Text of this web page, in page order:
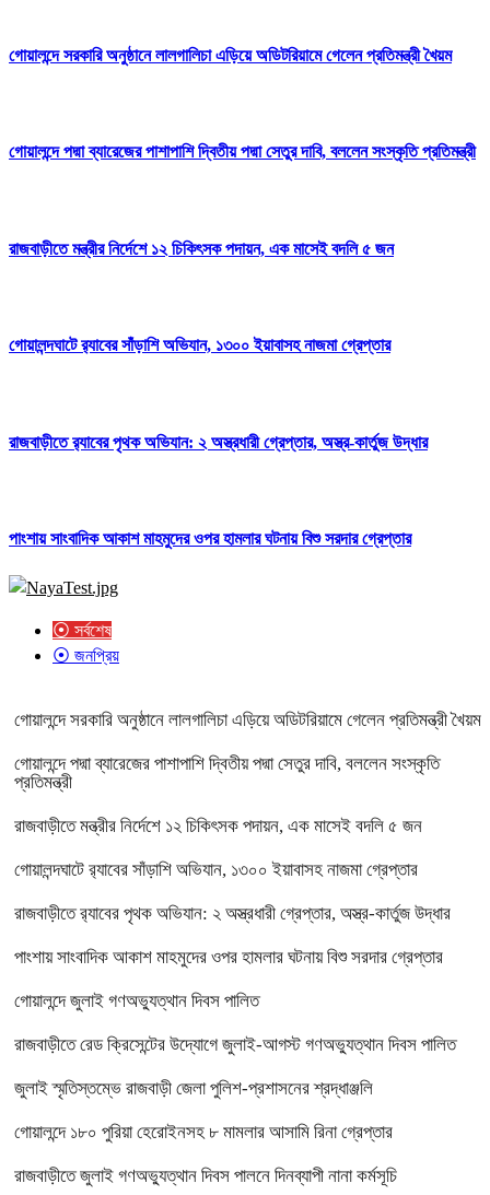
গোয়ালন্দে সরকারি অনুষ্ঠানে লালগালিচা এড়িয়ে অডিটরিয়ামে গেলেন প্রতিমন্ত্রী খৈয়ম
গোয়ালন্দে পদ্মা ব্যারেজের পাশাপাশি দ্বিতীয় পদ্মা সেতুর দাবি, বললেন সংস্কৃতি প্রতিমন্ত্রী
রাজবাড়ীতে মন্ত্রীর নির্দেশে ১২ চিকিৎসক পদায়ন, এক মাসেই বদলি ৫ জন
গোয়ালন্দঘাটে র‌্যাবের সাঁড়াশি অভিযান, ১৩০০ ইয়াবাসহ নাজমা গ্রেপ্তার
রাজবাড়ীতে র‌্যাবের পৃথক অভিযান: ২ অস্ত্রধারী গ্রেপ্তার, অস্ত্র-কার্তুজ উদ্ধার
পাংশায় সাংবাদিক আকাশ মাহমুদের ওপর হামলার ঘটনায় বিশু সরদার গ্রেপ্তার
⦿ সর্বশেষ
⦿ জনপ্রিয়
গোয়ালন্দে সরকারি অনুষ্ঠানে লালগালিচা এড়িয়ে অডিটরিয়ামে গেলেন প্রতিমন্ত্রী খৈয়ম
গোয়ালন্দে পদ্মা ব্যারেজের পাশাপাশি দ্বিতীয় পদ্মা সেতুর দাবি, বললেন সংস্কৃতি
প্রতিমন্ত্রী
রাজবাড়ীতে মন্ত্রীর নির্দেশে ১২ চিকিৎসক পদায়ন, এক মাসেই বদলি ৫ জন
গোয়ালন্দঘাটে র‌্যাবের সাঁড়াশি অভিযান, ১৩০০ ইয়াবাসহ নাজমা গ্রেপ্তার
রাজবাড়ীতে র‌্যাবের পৃথক অভিযান: ২ অস্ত্রধারী গ্রেপ্তার, অস্ত্র-কার্তুজ উদ্ধার
পাংশায় সাংবাদিক আকাশ মাহমুদের ওপর হামলার ঘটনায় বিশু সরদার গ্রেপ্তার
গোয়ালন্দে জুলাই গণঅভ্যুত্থান দিবস পালিত
রাজবাড়ীতে রেড ক্রিসেন্টের উদ্যোগে জুলাই-আগস্ট গণঅভ্যুত্থান দিবস পালিত
জুলাই স্মৃতিস্তম্ভে রাজবাড়ী জেলা পুলিশ-প্রশাসনের শ্রদ্ধাঞ্জলি
গোয়ালন্দে ১৮০ পুরিয়া হেরোইনসহ ৮ মামলার আসামি রিনা গ্রেপ্তার
রাজবাড়ীতে জুলাই গণঅভ্যুত্থান দিবস পালনে দিনব্যাপী নানা কর্মসূচি